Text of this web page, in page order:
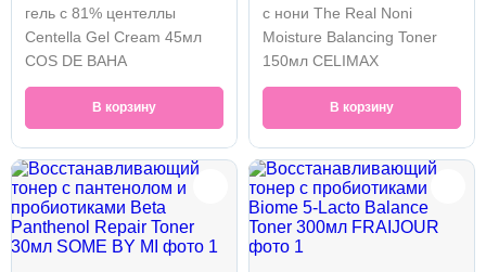
гель с 81% центеллы
Centella Gel Cream 45мл
COS DE BAHA
В корзину
с нони The Real Noni
Moisture Balancing Toner
150мл CELIMAX
В корзину